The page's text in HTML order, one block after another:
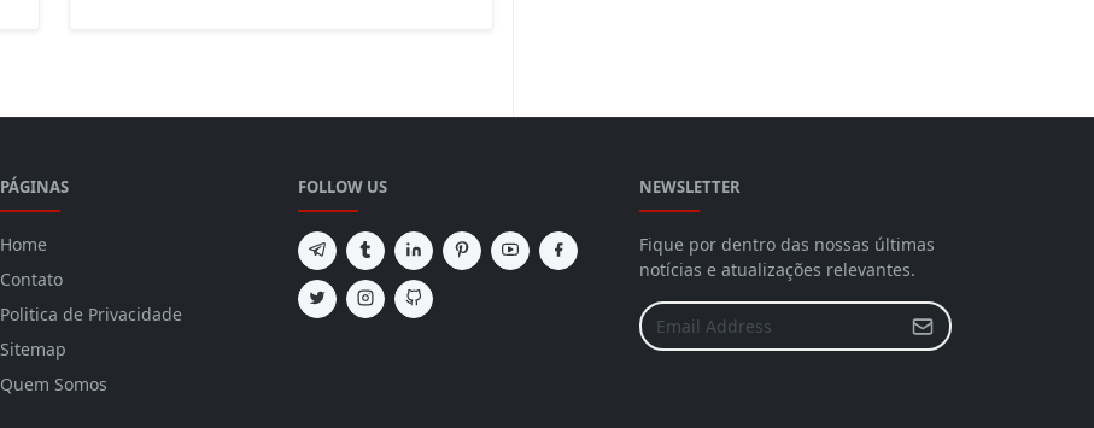
PÁGINAS
Home
Contato
Politica de Privacidade
Sitemap
Quem Somos
FOLLOW US NEWSLETTER
Fique por dentro das nossas últimas
notícias e atualizações relevantes.